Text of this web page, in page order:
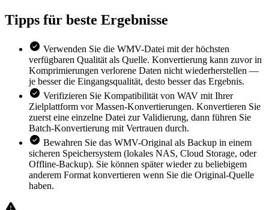
Tipps für beste Ergebnisse
Verwenden Sie die WMV-Datei mit der höchsten
verfügbaren Qualität als Quelle. Konvertierung kann zuvor in
Komprimierungen verlorene Daten nicht wiederherstellen —
je besser die Eingangsqualität, desto besser das Ergebnis.
Verifizieren Sie Kompatibilität von WAV mit Ihrer
Zielplattform vor Massen-Konvertierungen. Konvertieren Sie
zuerst eine einzelne Datei zur Validierung, dann führen Sie
Batch-Konvertierung mit Vertrauen durch.
Bewahren Sie das WMV-Original als Backup in einem
sicheren Speichersystem (lokales NAS, Cloud Storage, oder
Offline-Backup). Sie können später wieder zu beliebigem
anderem Format konvertieren wenn Sie die Original-Quelle
haben.